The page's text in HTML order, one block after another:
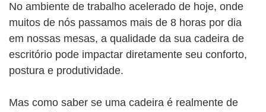
No ambiente de trabalho acelerado de hoje, onde
muitos de nós passamos mais de 8 horas por dia
em nossas mesas, a qualidade da sua cadeira de
escritório pode impactar diretamente seu conforto,
postura e produtividade.
Mas como saber se uma cadeira é realmente de